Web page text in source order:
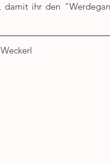
ihr den